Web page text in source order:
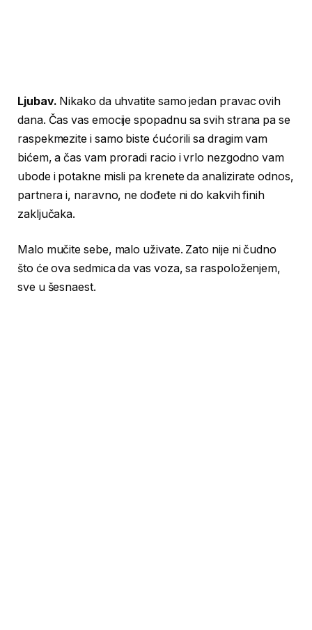
Ljubav. Nikako da uhvatite samo jedan pravac ovih
dana. Čas vas emocije spopadnu sa svih strana pa se
raspekmezite i samo biste ćućorili sa dragim vam
bićem, a čas vam proradi racio i vrlo nezgodno vam
ubode i potakne misli pa krenete da analizirate odnos,
partnera i, naravno, ne dođete ni do kakvih finih
zaključaka.
Malo mučite sebe, malo uživate. Zato nije ni čudno
što će ova sedmica da vas voza, sa raspoloženjem,
sve u šesnaest.